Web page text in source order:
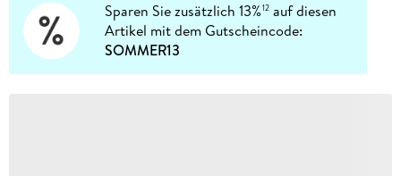
Sparen Sie zusätzlich 13%12 auf diesen
Artikel mit dem Gutscheincode:
SOMMER13